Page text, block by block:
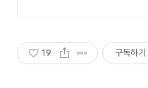
19 구독하기